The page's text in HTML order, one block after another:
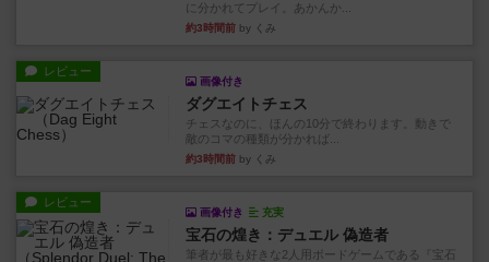
に分かれてプレイ。あかんか...
約3時間前 by くみ
レビュー
画像付き
ダグエイトチェス
チェスなのに、ほんの10分で終わります。動きで
敵のコマの種類が分かれば...
約3時間前 by くみ
レビュー
画像付き 充実
宝石の煌き：デュエル 偽造者
筆者が最も好きな2人用ボードゲームである『宝石